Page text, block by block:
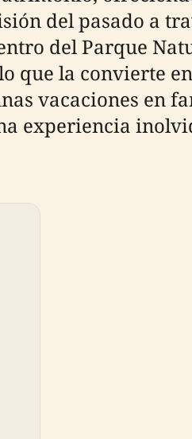
del pasado a
del Parque
que la convierte
vacaciones en
experiencia